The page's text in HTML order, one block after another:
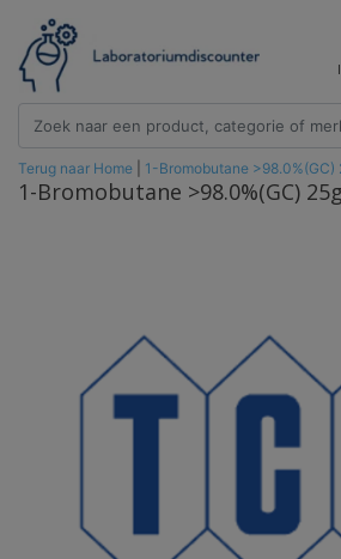
Terug naar Home 1-Bromobutane >98.0%(GC)
1-Bromobutane >98.0%(GC) 25g